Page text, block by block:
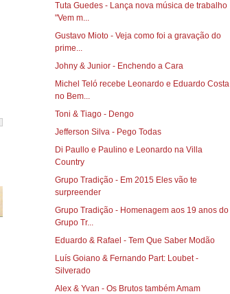
Tuta Guedes - Lança nova música de trabalho
"Vem m...
Gustavo Mioto‏ - Veja como foi a gravação do
prime...
Johny & Junior - Enchendo a Cara
Michel Teló recebe Leonardo e Eduardo Costa
no Bem...
Toni & Tiago - Dengo
Jefferson Silva - Pego Todas
Di Paullo e Paulino e Leonardo na Villa
Country
Grupo Tradição - Em 2015 Eles vão te
surpreender
Grupo Tradição - Homenagem aos 19 anos do
Grupo Tr...
Eduardo & Rafael - Tem Que Saber Modão
Luís Goiano & Fernando Part: Loubet -
Silverado
Alex & Yvan - Os Brutos também Amam